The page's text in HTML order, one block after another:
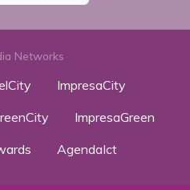
Networks
ImpresaCity
ImpresaGreen
AgendaIct